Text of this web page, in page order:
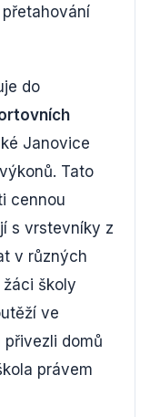
do
Janovice
Tato
cennou
s vrstevníky z
v různých
školy
ve
domů
právem